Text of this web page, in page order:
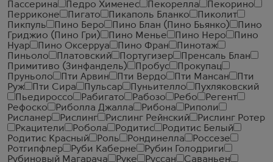
Пассерина Педро Хименес Пекорелла
Пекорино
Перриконе
Пигато Пикаполь Бланко
Пиколит
Пикпуль
Пино Беро Пино Блан (Пино Бьянко)
Пино
Гриджио (Пино Гри)
Пино Менье Пино Неро
Пино
Нуар
Пино Оксерруа Пино Фран
Пинотаж
Пиньоло
Платовский Португизер
Пренсаль Блан
Примитиво (Зинфандель)
Пробус
Прокупац
Пруньоло
Пти Арвин Пти Вердо Пти Мансан
Пти
Руж
Пти Сира Пульсар Пуньителло
Пухляковский
Пьедироссо
Рабигато Рабозо Ребо
Регент
Рефоско
Риболла Джалла Рибона
Риполи
Рисланер
Рислинг Рислинг Рейнский
Рислинг Ротер
Ркацители
Робола Родитис
Родитис Белый
Родитис Красный
Роль Рондинелла
Россезе
Ротгипфлер
Руби Каберне
Рубин Голодриги
Рубиновый Магарача
Руке Руссан
Саваньен